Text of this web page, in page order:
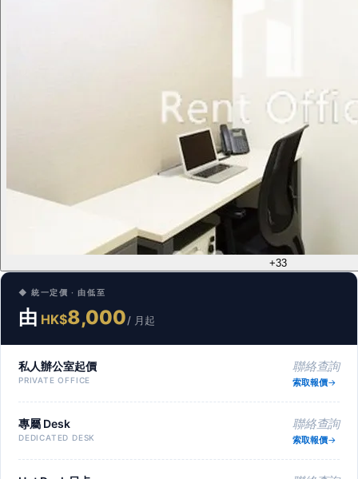
+33
◆ 統一定價 · 由低至
由 HK$8,000/ 月起
私人辦公室起價
PRIVATE OFFICE
聯絡查詢
索取報價
專屬 Desk
DEDICATED DESK
聯絡查詢
索取報價